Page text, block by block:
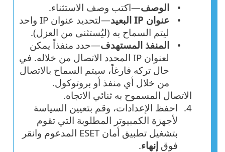
الوصف—اكتب وصف الاستثناء.
عنوان IP البعيد
—لتحديد عنوان IP واحد
ليتم السماح به (ليُستثنى من العزل).
المنفذ المستهدف—حدد منفذاً يمكن
لعنوان IP المحدد الاتصال من خلاله. في
حال تركه فارغاً، سيتم السماح بالاتصال
من خلال أي منفذ أو بروتوكول.
الاتصال المسموح به ثنائي الاتجاه.
احفظ الإعدادات، وقم بتعيين السياسة
لأجهزة الكمبيوتر المطلوبة التي تقوم
بتشغيل تطبيق أمان ESET المدعوم وانقر
فوق إنهاء.